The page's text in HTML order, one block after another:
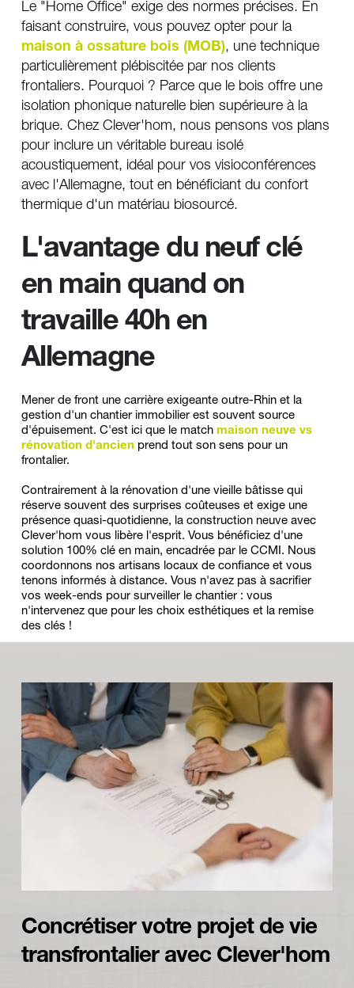
Le "Home Office" exige des normes précises. En
faisant construire, vous pouvez opter pour la
maison à ossature bois (MOB), une technique
particulièrement plébiscitée par nos clients
frontaliers. Pourquoi ? Parce que le bois offre une
isolation phonique naturelle bien supérieure à la
brique. Chez Clever'hom, nous pensons vos plans
pour inclure un véritable bureau isolé
acoustiquement, idéal pour vos visioconférences
avec l'Allemagne, tout en bénéficiant du confort
thermique d'un matériau biosourcé.
L'avantage du neuf clé
en main quand on
travaille 40h en
Allemagne
Mener de front une carrière exigeante outre-Rhin et la
gestion d'un chantier immobilier est souvent source
d'épuisement. C'est ici que le match maison neuve vs
rénovation d'ancien prend tout son sens pour un
frontalier.
Contrairement à la rénovation d'une vieille bâtisse qui
réserve souvent des surprises coûteuses et exige une
présence quasi-quotidienne, la construction neuve avec
Clever'hom vous libère l'esprit. Vous bénéficiez d'une
solution 100% clé en main, encadrée par le CCMI. Nous
coordonnons nos artisans locaux de confiance et vous
tenons informés à distance. Vous n'avez pas à sacrifier
vos week-ends pour surveiller le chantier : vous
n'intervenez que pour les choix esthétiques et la remise
des clés !
Concrétiser votre projet de vie
transfrontalier avec Clever'hom